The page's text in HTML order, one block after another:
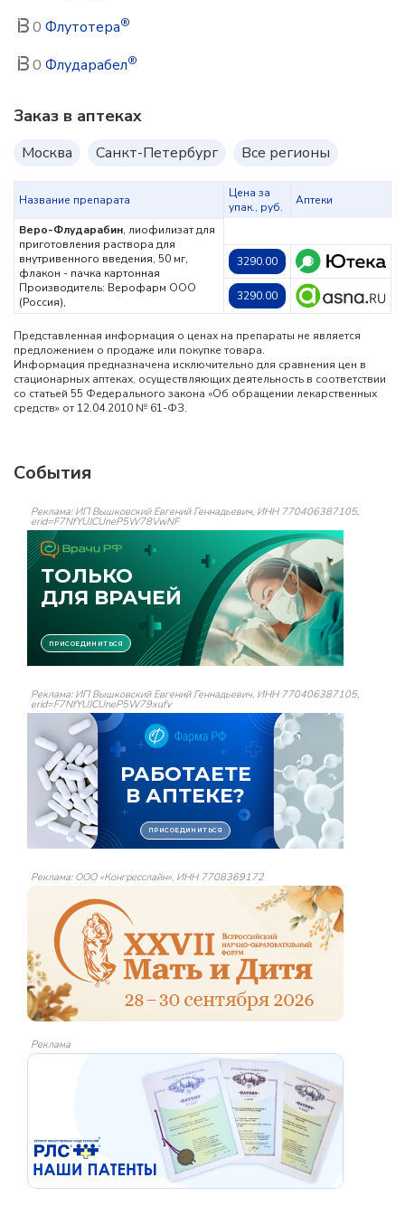
0 Флутотера®
0 Флударабел®
Заказ в аптеках
Москва Санкт-Петербург Все регионы
Название препарата
Цена за
упак., руб.
Аптеки
Веро-Флударабин, лиофилизат для
приготовления раствора для
внутривенного введения, 50 мг,
флакон - пачка картонная
Производитель: Верофарм ООО
(Россия),
3290.00
3290.00
Представленная информация о ценах на препараты не является
предложением о продаже или покупке товара.
Информация предназначена исключительно для сравнения цен в
стационарных аптеках, осуществляющих деятельность в соответствии
со статьей 55 Федерального закона «Об обращении лекарственных
средств» от 12.04.2010 № 61-ФЗ.
События
Реклама: ИП Вышковский Евгений Геннадьевич, ИНН 770406387105,
erid=F7NfYUJCUneP5W78VwNF
Реклама: ИП Вышковский Евгений Геннадьевич, ИНН 770406387105,
erid=F7NfYUJCUneP5W79xufv
Реклама: ООО «Конгресслайн», ИНН 7708369172
Реклама